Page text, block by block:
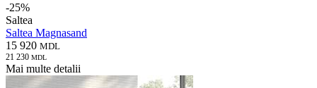
-25%
Saltea
Saltea Magnasand
15 920 MDL
21 230 MDL
Mai multe detalii